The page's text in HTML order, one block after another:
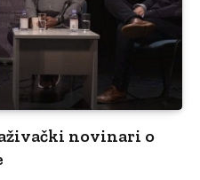
novinari o